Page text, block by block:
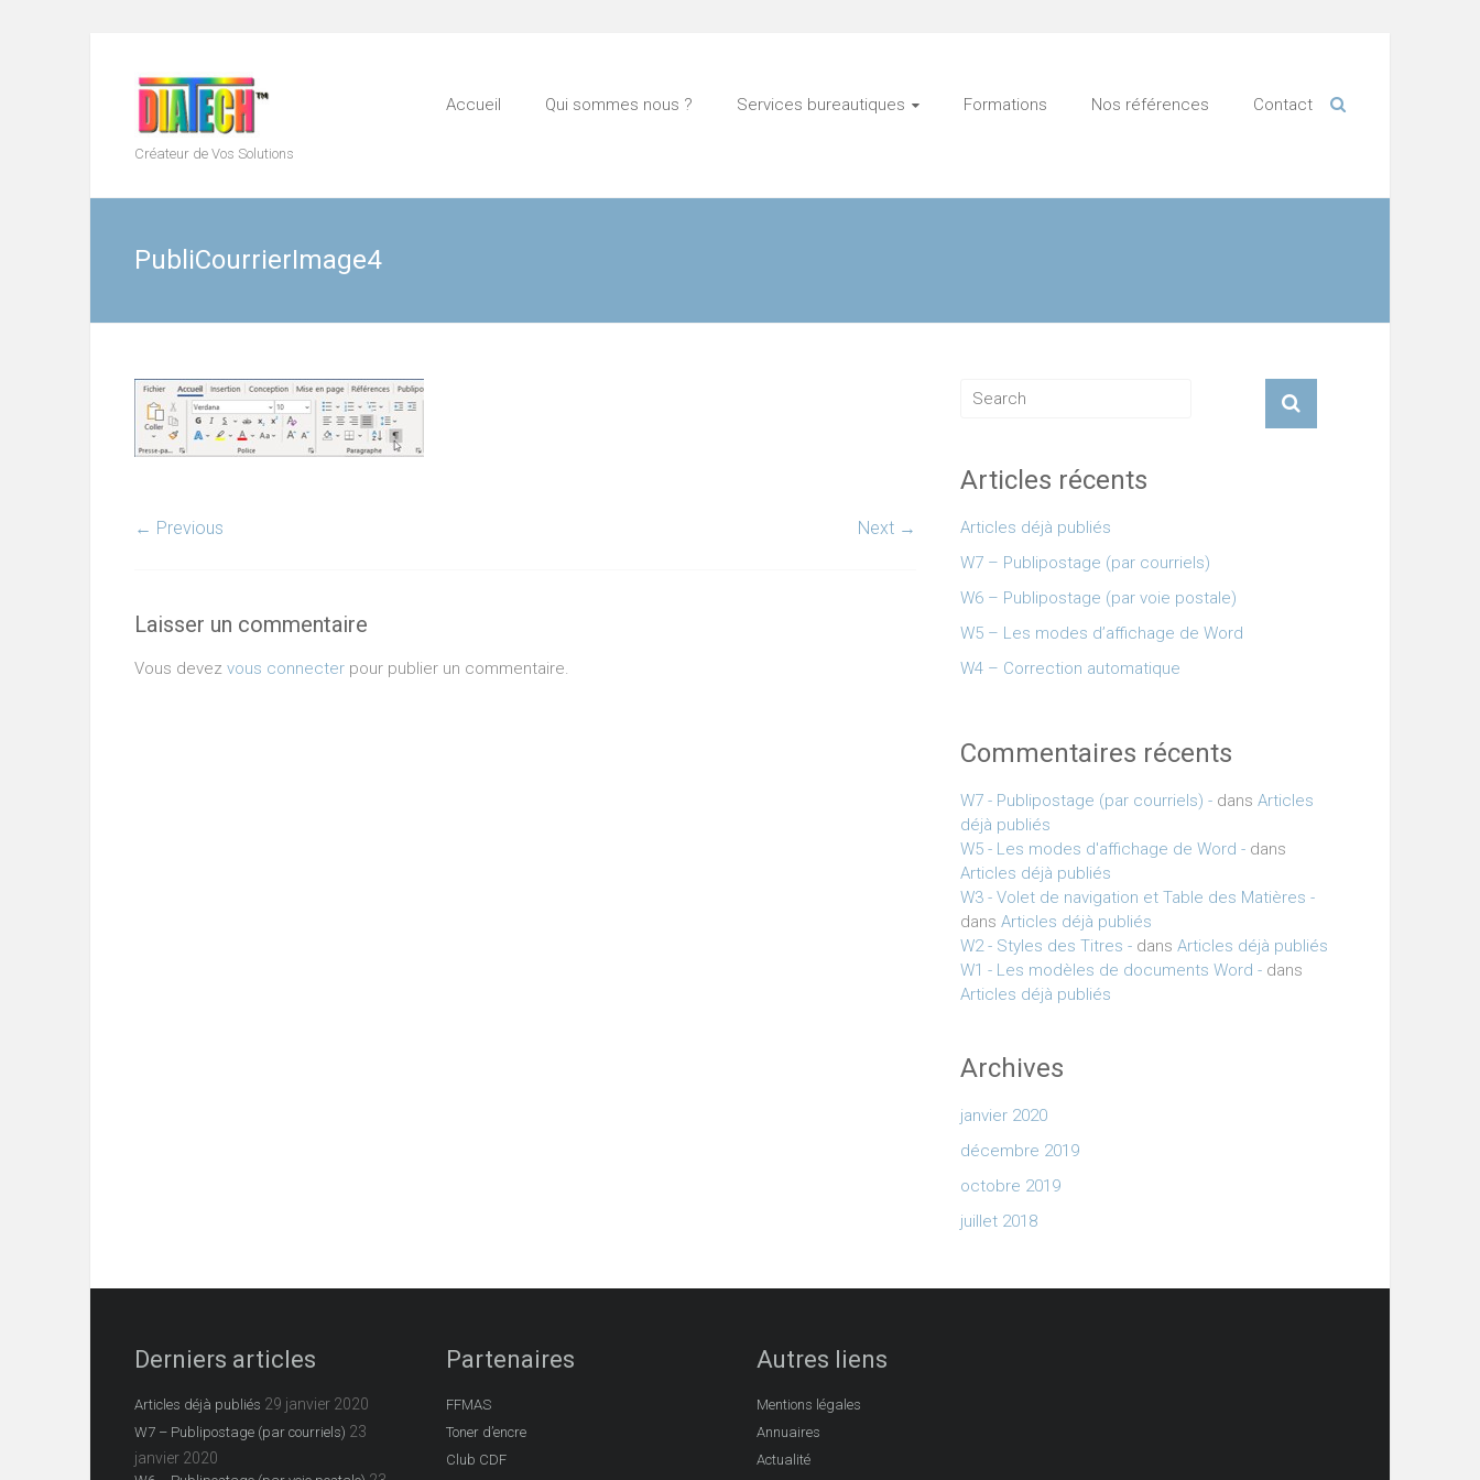
content
Créateur de Vos Solutions
Accueil Qui sommes nous ? Services bureautiques Formations Nos références Contact
PubliCourrierImage4
← Previous Next →
Laisser un commentaire
Vous devez vous connecter pour publier un commentaire.
Articles récents
Articles déjà publiés
W7 – Publipostage (par courriels)
W6 – Publipostage (par voie postale)
W5 – Les modes d’affichage de Word
W4 – Correction automatique
Commentaires récents
W7 - Publipostage (par courriels) - dans Articles
déjà publiés
W5 - Les modes d'affichage de Word - dans
Articles déjà publiés
W3 - Volet de navigation et Table des Matières -
dans Articles déjà publiés
W2 - Styles des Titres - dans Articles déjà publiés
W1 - Les modèles de documents Word - dans
Articles déjà publiés
Archives
janvier 2020
décembre 2019
octobre 2019
juillet 2018
Derniers articles
Articles déjà publiés 29 janvier 2020
W7 – Publipostage (par courriels) 23
janvier 2020
Partenaires
FFMAS
Toner d’encre
Club CDF
Autres liens
Mentions légales
Annuaires
Actualité